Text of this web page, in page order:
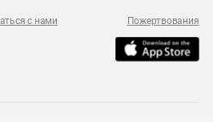
с нами Пожертвования